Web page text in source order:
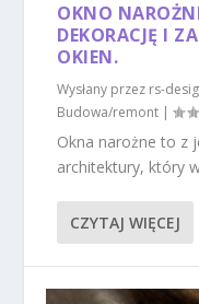
OKNO
DEKORACJĘ I
OKIEN.
Wysłany przez rs-
Budowa/remont |
Okna narożne to z
architektury, który
CZYTAJ WIĘCEJ